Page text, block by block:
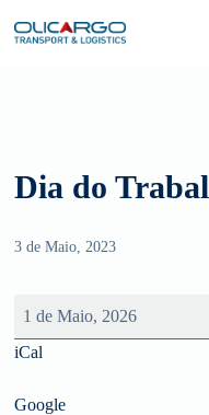
Dia do
3 de Maio, 2023
Dia
Trabalhador
1 de Maio, 2026
iCal
Google